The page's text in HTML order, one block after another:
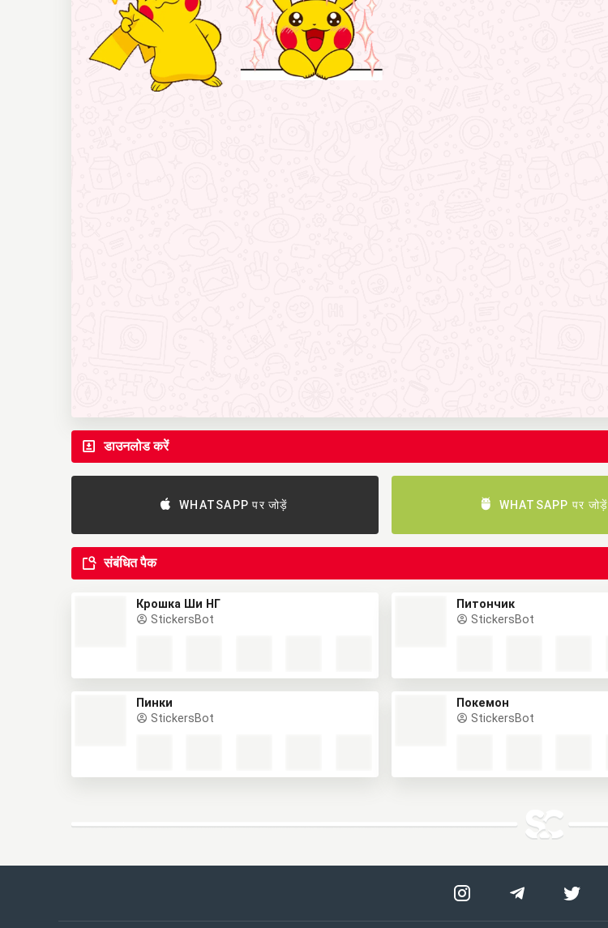
डाउनलोड करें
WHATSAPP पर जोड़ें WHATSAPP पर जोड़ें
संबंधित पैक
Крошка Ши НГ
StickersBot
Питончик
StickersBot
Пинки
StickersBot
Покемон
StickersBot